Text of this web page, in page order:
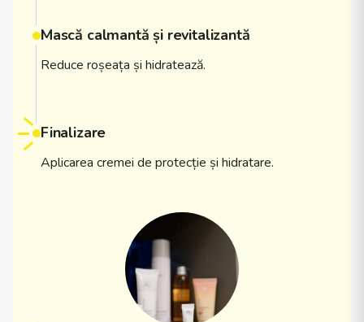
Mască calmantă și revitalizantă
Reduce roșeața și hidratează.
Finalizare
Aplicarea cremei de protecție și hidratare.